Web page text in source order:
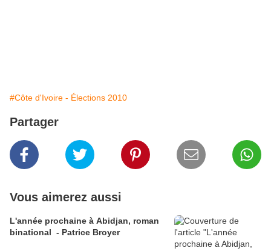
#Côte d'Ivoire - Élections 2010
Partager
Vous aimerez aussi
L'année prochaine à Abidjan, roman
binational - Patrice Broyer